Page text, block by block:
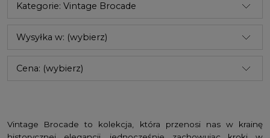
Kategorie: Vintage Brocade
Wysyłka w: (wybierz)
Cena: (wybierz)
Vintage Brocade to kolekcja, która przenosi nas w krainę